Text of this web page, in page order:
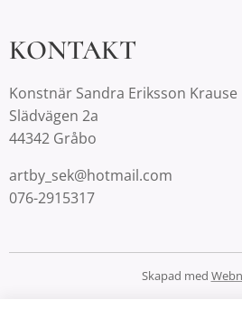
KONTAKT
Konstnär Sandra Eriksson Krause
Slädvägen 2a
44342 Gråbo
artby_sek@hotmail.com
076-2915317
Skapad med